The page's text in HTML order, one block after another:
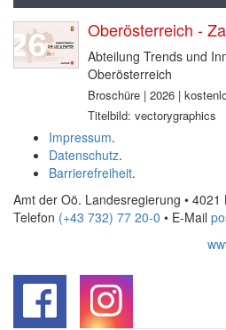
Oberösterreich -
Abteilung Trends und
Oberösterreich
Broschüre | 2026 |
Titelbild: vectorygraphics
Impressum.
Datenschutz.
Barrierefreiheit.
Amt der Oö. Landesregierung • 4021
Telefon (+43 732) 77 20-0 • E-Mail